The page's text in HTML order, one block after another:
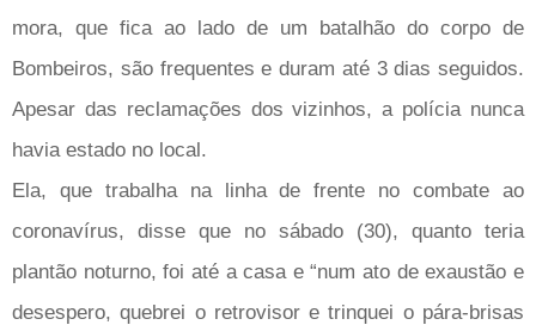
mora, que fica ao lado de um batalhão do corpo de
Bombeiros, são frequentes e duram até 3 dias seguidos.
Apesar das reclamações dos vizinhos, a polícia nunca
havia estado no local.
Ela, que trabalha na linha de frente no combate ao
coronavírus, disse que no sábado (30), quanto teria
plantão noturno, foi até a casa e “num ato de exaustão e
desespero, quebrei o retrovisor e trinquei o pára-brisas